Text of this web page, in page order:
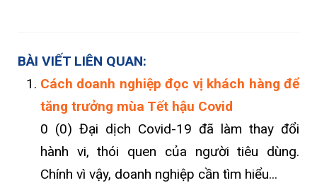
BÀI VIẾT LIÊN QUAN:
Cách doanh nghiệp đọc vị khách hàng để
tăng trưởng mùa Tết hậu Covid
0 (0) Đại dịch Covid-19 đã làm thay đổi
hành vi, thói quen của người tiêu dùng.
Chính vì vậy, doanh nghiệp cần tìm hiểu...